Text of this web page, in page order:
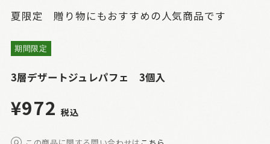
夏限定 贈り物にもおすすめの人気商品です
期間限定
3層デザートジュレパフェ 3個入
¥972 税込